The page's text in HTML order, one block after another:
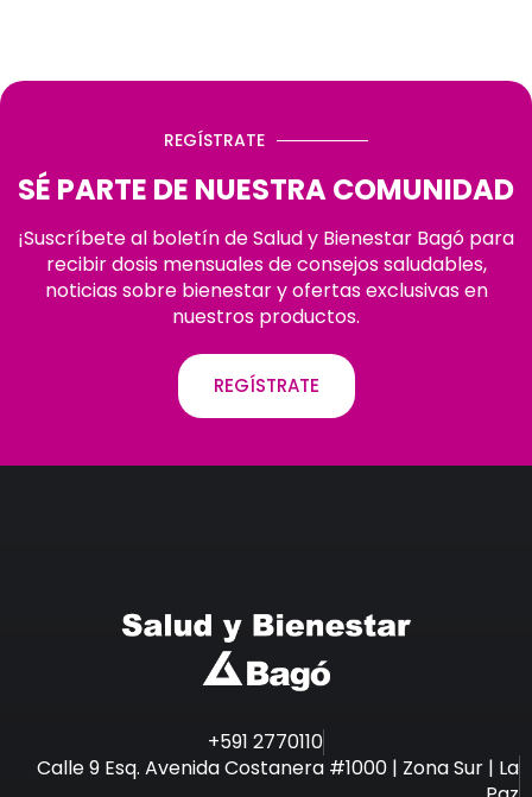
REGÍSTRATE
SÉ PARTE DE NUESTRA COMUNIDAD
¡Suscríbete al boletín de Salud y Bienestar Bagó para
recibir dosis mensuales de consejos saludables,
noticias sobre bienestar y ofertas exclusivas en
nuestros productos.
REGÍSTRATE
+591 2770110
Calle 9 Esq. Avenida Costanera #1000 | Zona Sur | La